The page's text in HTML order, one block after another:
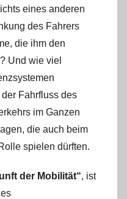
eines anderen
des Fahrers
die ihm den
Und wie viel
Fahrfluss des
im Ganzen
die auch beim
spielen dürften.
der Mobilität“, ist